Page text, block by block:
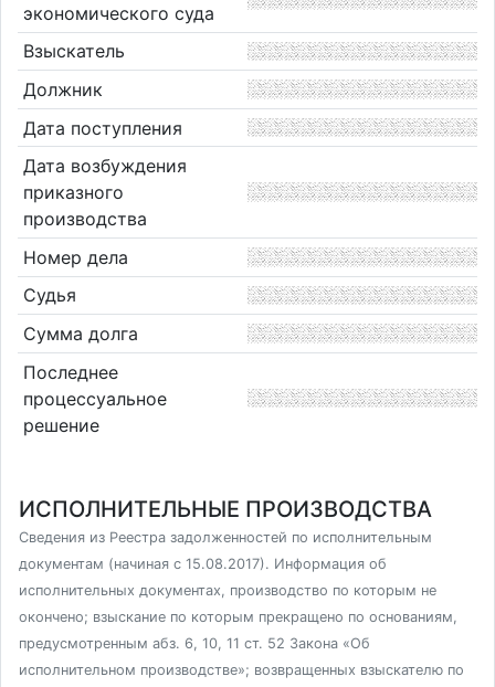
экономического суда
Взыскатель
Должник
Дата поступления
Дата возбуждения
приказного
производства
Номер дела
Судья
Сумма долга
Последнее
процессуальное
решение
ИСПОЛНИТЕЛЬНЫЕ ПРОИЗВОДСТВА
Сведения из Реестра задолженностей по исполнительным
документам (начиная с 15.08.2017). Информация об
исполнительных документах, производство по которым не
окончено; взыскание по которым прекращено по основаниям,
предусмотренным абз. 6, 10, 11 ст. 52 Закона «Об
исполнительном производстве»; возвращенных взыскателю по